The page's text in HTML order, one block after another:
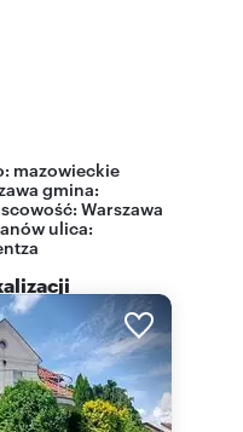
mazowieckie
gmina:
Warszawa
ulica: